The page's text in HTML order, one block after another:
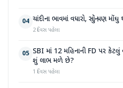
04 ચાંદીના ભાવમાં વધારો, સોનું પણ
2 દિવસ પહેલા
05 SBI માં 12 મહિનાની FD પર
શું લાભ મળે છે?
1 દિવસ પહેલા